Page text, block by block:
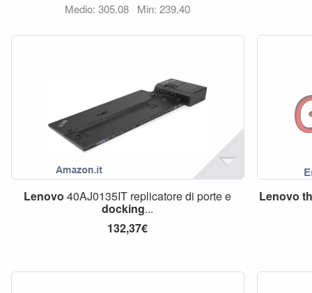
Medio: 305,08 Min: 239,40
Lenovo 40AJ0135IT replicatore di porte e
docking...
132,37€
Lenovo